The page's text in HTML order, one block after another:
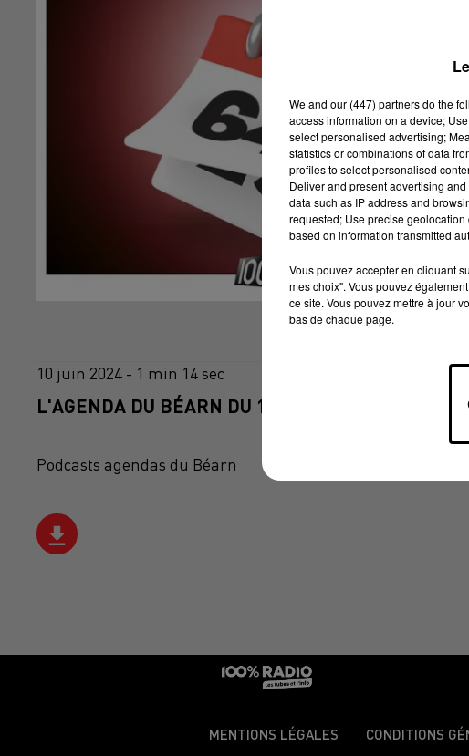
10 juin 2024 - 1 min 14 sec
L'AGENDA DU BÉARN DU 10/06/2024 À 10H40
Podcasts agendas du Béarn
MENTIONS LÉGALES CONDITIONS
We and our (447) partnersdo the
access information on a device;
select personalised advertising;
statistics or combinations of data
profiles to select personalised
Deliver and present advertising
data such as IP address and
requested; Use precise
based on information transmitted
Vous pouvez accepter en cliquant
mes choix". Vous pouvez
ce site. Vous pouvez mettre à jour
bas de chaque page.